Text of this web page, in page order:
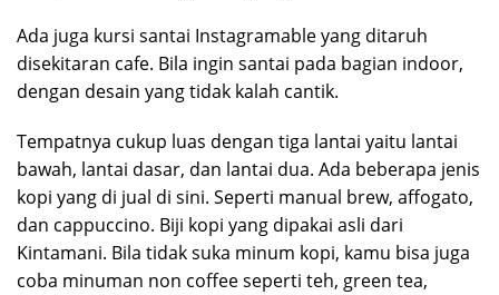
Ada juga kursi santai Instagramable yang ditaruh
disekitaran cafe. Bila ingin santai pada bagian indoor,
dengan desain yang tidak kalah cantik.
Tempatnya cukup luas dengan tiga lantai yaitu lantai
bawah, lantai dasar, dan lantai dua. Ada beberapa jenis
kopi yang di jual di sini. Seperti manual brew, affogato,
dan cappuccino. Biji kopi yang dipakai asli dari
Kintamani. Bila tidak suka minum kopi, kamu bisa juga
coba minuman non coffee seperti teh, green tea,